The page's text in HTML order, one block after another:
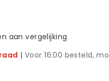
aan vergelijking
| Voor 16:00 besteld,